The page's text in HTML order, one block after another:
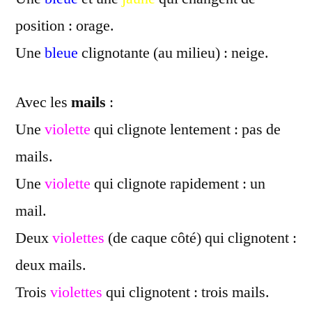
position : orage.
Une bleue clignotante (au milieu) : neige.
Avec les mails :
Une violette qui clignote lentement : pas de
mails.
Une violette qui clignote rapidement : un
mail.
Deuxviolettes (de caque côté) qui clignotent :
deux mails.
Trois violettes qui clignotent : trois mails.